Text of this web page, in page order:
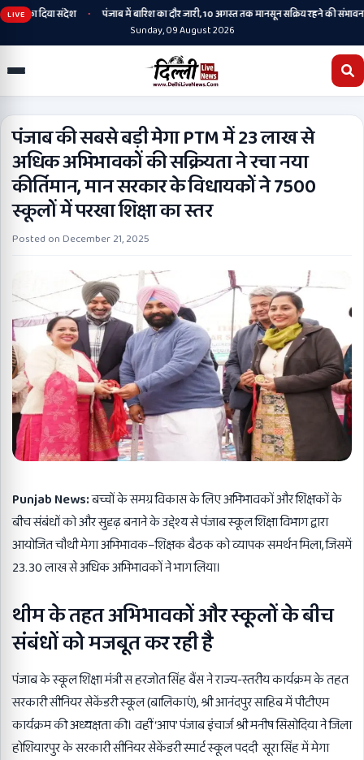
LIVE
का दिया संदेश • पंजाब में बारिश का दौर जारी, 10 अगस्त तक मानसून सक्रिय रहने की संभावना •
Sunday, 09 August 2026
पंजाब की सबसे बड़ी मेगा PTM में 23 लाख से
अधिक अभिभावकों की सक्रियता ने रचा नया
कीर्तिमान, मान सरकार के विधायकों ने 7500
स्कूलों में परखा शिक्षा का स्तर
Posted on December 21, 2025
Punjab News:बच्चों के समग्र विकास के लिए अभिभावकों और शिक्षकों के
बीच संबंधों को और सुदृढ़ बनाने के उद्देश्य से पंजाब स्कूल शिक्षा विभाग द्वारा
आयोजित चौथी मेगा अभिभावक–शिक्षक बैठक को व्यापक समर्थन मिला, जिसमें
23.30 लाख से अधिक अभिभावकों ने भाग लिया।
थीम के तहत अभिभावकों और स्कूलों के बीच
संबंधों को मजबूत कर रही है
पंजाब के स्कूल शिक्षा मंत्री स हरजोत सिंह बैंस ने राज्य-स्तरीय कार्यक्रम के तहत
सरकारी सीनियर सेकेंडरी स्कूल (बालिकाएं), श्री आनंदपुर साहिब में पीटीएम
कार्यक्रम की अध्यक्षता की। वहीं ‘आप’ पंजाब इंचार्ज श्री मनीष सिसोदिया ने जिला
होशियारपुर के सरकारी सीनियर सेकेंडरी स्मार्ट स्कूल पददी सूरा सिंह में मेगा